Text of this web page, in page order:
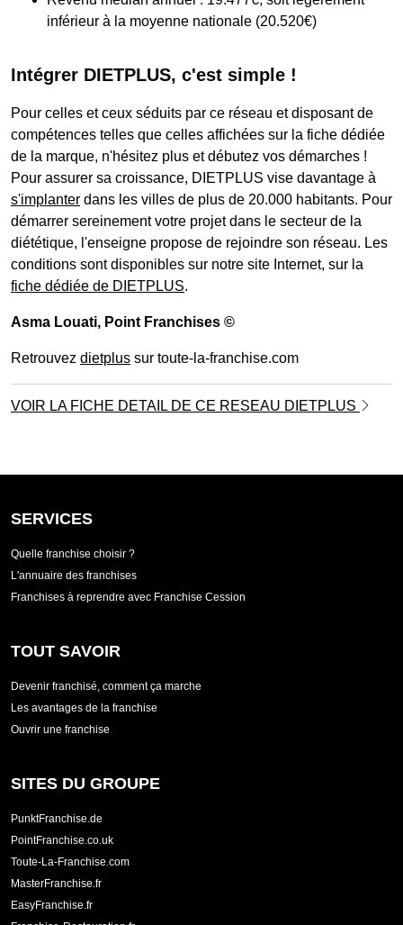
inférieur à la moyenne nationale (20.520€)
Intégrer DIETPLUS, c'est simple !
Pour celles et ceux séduits par ce réseau et disposant de
compétences telles que celles affichées sur la fiche dédiée
de la marque, n'hésitez plus et débutez vos démarches !
Pour assurer sa croissance, DIETPLUS vise davantage à
s'implanter dans les villes de plus de 20.000 habitants. Pour
démarrer sereinement votre projet dans le secteur de la
diététique, l'enseigne propose de rejoindre son réseau. Les
conditions sont disponibles sur notre site Internet, sur la
fiche dédiée de DIETPLUS.
Asma Louati, Point Franchises ©
Retrouvez dietplus sur toute-la-franchise.com
VOIR LA FICHE DETAIL DE CE RESEAU DIETPLUS
SERVICES
Quelle franchise choisir ?
L'annuaire des franchises
Franchises à reprendre avec Franchise Cession
TOUT SAVOIR
Devenir franchisé, comment ça marche
Les avantages de la franchise
Ouvrir une franchise
SITES DU GROUPE
PunktFranchise.de
PointFranchise.co.uk
Toute-La-Franchise.com
MasterFranchise.fr
EasyFranchise.fr